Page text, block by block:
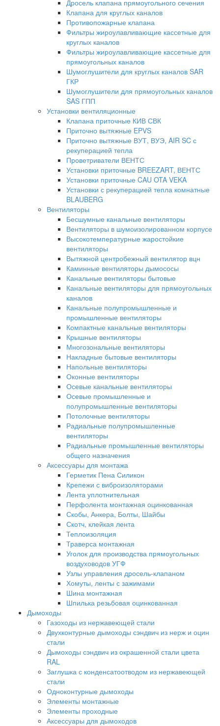
Дросель клапана прямоугольного сечения
Клапана для круглых каналов
Противопожарные клапана
Фильтры жироулавливающие кассетные для
круглых каналов
Фильтры жироулавливающие кассетные для
прямоугольных каналов
Шумоглушители для круглых каналов SAR
ГКР
Шумоглушители для прямоугольных каналов
SAS ГПП
Установки вентиляционные
Клапана приточные КИВ СВК
Приточно вытяжные EPVS
Приточно вытяжные ВУТ, ВУЭ, AIR SC с
рекуперацией тепла
Проветриватели ВЕНТС
Установки приточные BREEZART, ВЕНТС
Установки приточные CAU OTA VEKA
Установки с рекуперацией тепла комнатные
BLAUBERG
Вентиляторы
Бесшумные канальные вентиляторы
Вентиляторы в шумоизолированном корпусе
Высокотемпературные жаростойкие
вентиляторы
Вытяжной центробежный вентилятор вцн
Каминные вентиляторы дымососы
Канальные вентиляторы бытовые
Канальные вентиляторы для прямоугольных
каналов
Канальные полупромышленные и
промышленные вентиляторы
Компактные канальные вентиляторы
Крышные вентиляторы
Многозональные вентиляторы
Накладные бытовые вентиляторы
Напольные вентиляторы
Оконные вентиляторы
Осевые канальные вентиляторы
Осевые промышленные и
полупромышленные вентиляторы
Потолочные вентиляторы
Радиальные полупромышленные
вентиляторы
Радиальные промышленные вентиляторы
общего назначения
Аксессуары для монтажа
Герметик Пена Силикон
Крепежи с виброизоляторами
Лента уплотнительная
Перфолента монтажная оцинкованная
Скобы, Анкера, Болты, Шайбы
Скотч, клейкая лента
Теплоизоляция
Траверса монтажная
Уголок для производства прямоугольных
воздуховодов УГФ
Узлы управления дросель-клапаном
Хомуты, ленты с зажимами
Шина монтажная
Шпилька резьбовая оцинкованная
Дымоходы
Газоходы из нержавеющей стали
Двухконтурные дымоходы сэндвич из нерж и оцин
стали
Дымоходы сэндвич из окрашенной стали цвета
RAL
Заглушка с конденсатоотводом из нержавеющей
стали
Одноконтурные дымоходы
Элементы монтажные
Элементы проходные
Аксессуары для дымоходов